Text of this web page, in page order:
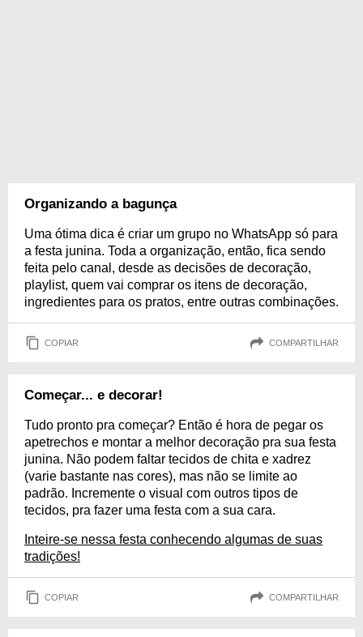
Organizando a bagunça
Uma ótima dica é criar um grupo no WhatsApp só para
a festa junina. Toda a organização, então, fica sendo
feita pelo canal, desde as decisões de decoração,
playlist, quem vai comprar os itens de decoração,
ingredientes para os pratos, entre outras combinações.
COPIAR COMPARTILHAR
Começar... e decorar!
Tudo pronto pra começar? Então é hora de pegar os
apetrechos e montar a melhor decoração pra sua festa
junina. Não podem faltar tecidos de chita e xadrez
(varie bastante nas cores), mas não se limite ao
padrão. Incremente o visual com outros tipos de
tecidos, pra fazer uma festa com a sua cara.
Inteire-se nessa festa conhecendo algumas de suas
tradições!
COPIAR COMPARTILHAR